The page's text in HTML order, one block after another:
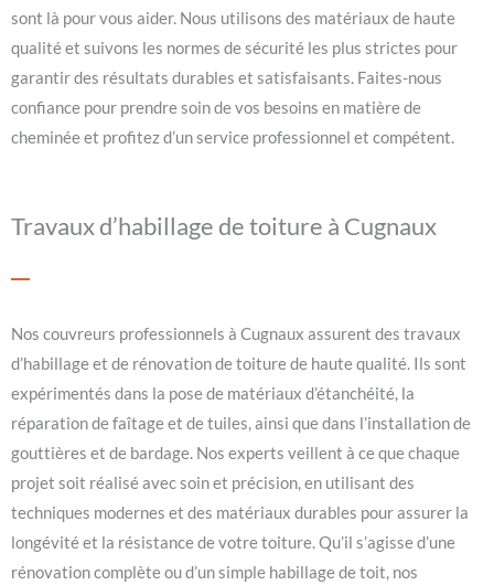
sont là pour vous aider. Nous utilisons des matériaux de haute
qualité et suivons les normes de sécurité les plus strictes pour
garantir des résultats durables et satisfaisants. Faites-nous
confiance pour prendre soin de vos besoins en matière de
cheminée et profitez d’un service professionnel et compétent.
Travaux d’habillage de toiture à Cugnaux
Nos couvreurs professionnels à Cugnaux assurent des travaux
d’habillage et de rénovation de toiture de haute qualité. Ils sont
expérimentés dans la pose de matériaux d’étanchéité, la
réparation de faîtage et de tuiles, ainsi que dans l’installation de
gouttières et de bardage. Nos experts veillent à ce que chaque
projet soit réalisé avec soin et précision, en utilisant des
techniques modernes et des matériaux durables pour assurer la
longévité et la résistance de votre toiture. Qu’il s’agisse d’une
rénovation complète ou d’un simple habillage de toit, nos